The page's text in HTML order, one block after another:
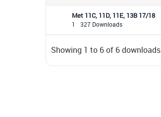
Met 11C, 11D, 11E, 13B 17/18
1 327 Downloads
Showing 1 to 6 of 6 downloads